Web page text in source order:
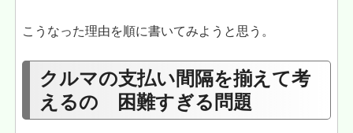
こうなった理由を順に書いてみようと思う。
クルマの支払い間隔を揃えて考
えるの 困難すぎる問題